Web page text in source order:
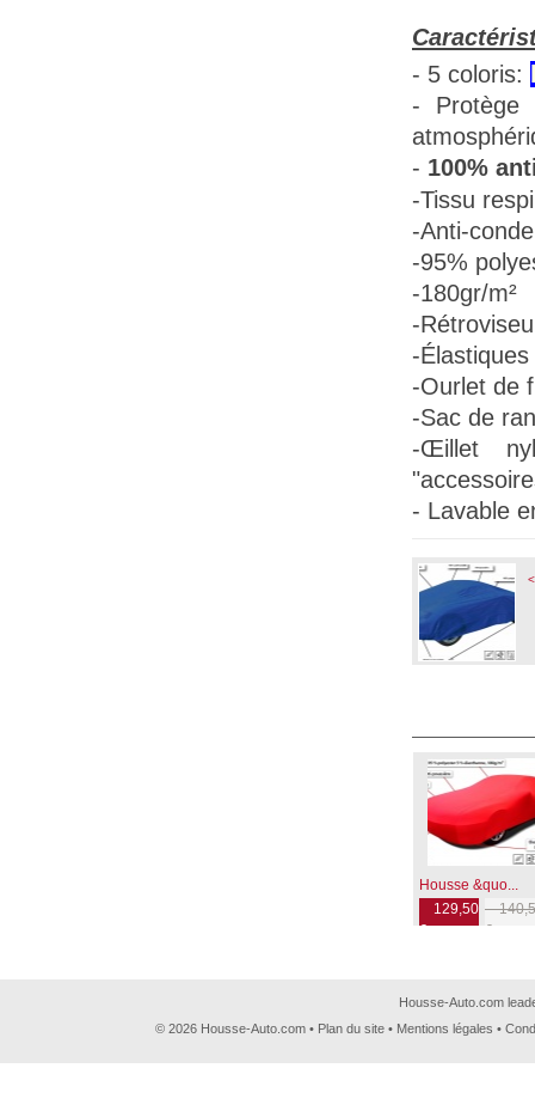
- 5 coloris:
-
- 100%
-Tissu
-Anti-
-95%
-180gr/m²
-
-
-Ourlet de
-Sac de
-Œillet
- Lavable
Housse &quo...
129,50
€
€
Housse-Auto.com
© 2026 Housse-Auto.com • Plan du site • Mentions légales •